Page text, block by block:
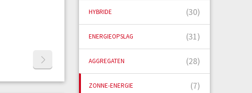
HYBRIDE (30)
ENERGIEOPSLAG (31)
AGGREGATEN (28)
ZONNE-ENERGIE (7)